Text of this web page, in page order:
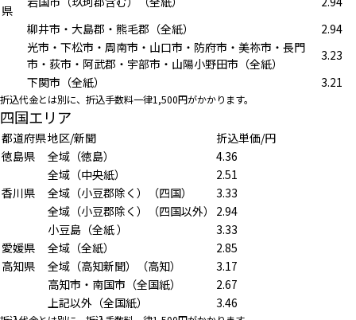
県
柳井市・大島郡・熊毛郡（全紙）
2.94
光市・下松市・周南市・山口市・防府市・美祢市・長門
市・荻市・阿武郡・宇部市・山陽小野田市（全紙）
3.23
下関市（全紙）
3.21
折込代金とは別に、折込手数料一律1,500円がかかります。
四国エリア
都道府県地区/新聞
折込単価/円
徳島県
全域（徳島）
4.36
全域（中央紙）
2.51
香川県
全域（小豆郡除く）（四国）
3.33
全域（小豆郡除く）（四国以外）
2.94
小豆島（全紙 ）
3.33
愛媛県
全域（全紙）
2.85
高知県
全域（高知新聞）（高知）
3.17
高知市・南国市（全国紙）
2.67
上記以外（全国紙）
3.46